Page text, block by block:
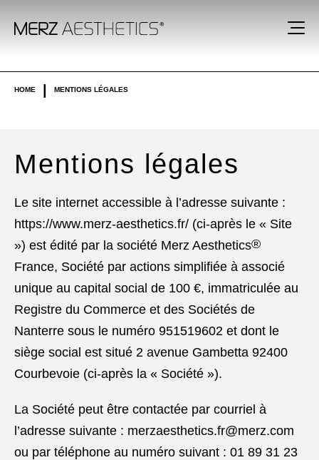
HOME MENTIONS LÉGALES
Mentions légales
Le site internet accessible à l’adresse suivante :
https://www.merz-aesthetics.fr/ (ci-après le « Site
») est édité par la société Merz Aesthetics®
France, Société par actions simplifiée à associé
unique au capital social de 100 €, immatriculée au
Registre du Commerce et des Sociétés de
Nanterre sous le numéro 951519602 et dont le
siège social est situé 2 avenue Gambetta 92400
Courbevoie (ci-après la « Société »).
La Société peut être contactée par courriel à
l’adresse suivante : merzaesthetics.fr@merz.com
ou par téléphone au numéro suivant : 01 89 31 23